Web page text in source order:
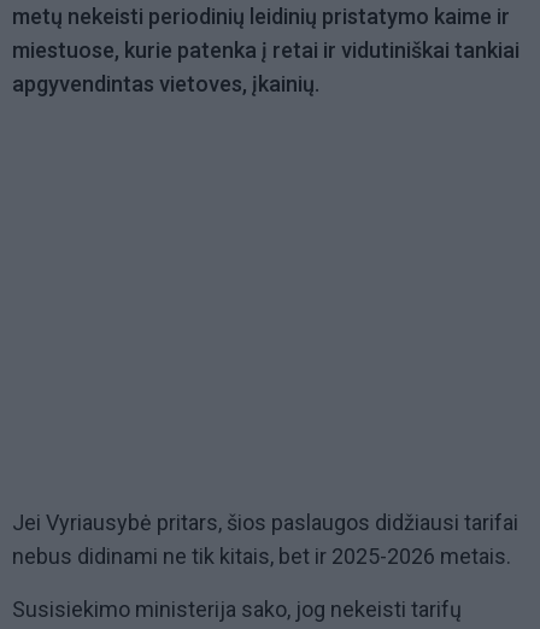
metų nekeisti periodinių leidinių pristatymo kaime ir
miestuose, kurie patenka į retai ir vidutiniškai tankiai
apgyvendintas vietoves, įkainių.
Jei Vyriausybė pritars, šios paslaugos didžiausi tarifai
nebus didinami ne tik kitais, bet ir 2025-2026 metais.
Susisiekimo ministerija sako, jog nekeisti tarifų